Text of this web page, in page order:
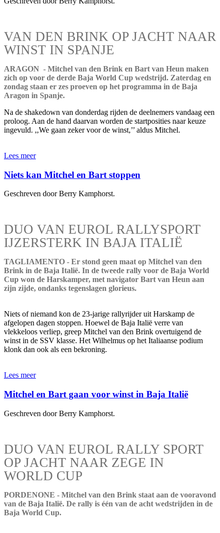
VAN DEN BRINK OP JACHT NAAR
WINST IN SPANJE
ARAGON - Mitchel van den Brink en Bart van Heun maken
zich op voor de derde Baja World Cup wedstrijd. Zaterdag en
zondag staan er zes proeven op het programma in de Baja
Aragon in Spanje.
Na de shakedown van donderdag rijden de deelnemers vandaag een
proloog. Aan de hand daarvan worden de startposities naar keuze
ingevuld. ,,We gaan zeker voor de winst,’’ aldus Mitchel.
Lees meer
Niets kan Mitchel en Bart stoppen
Geschreven door Berry Kamphorst.
DUO VAN EUROL RALLYSPORT
IJZERSTERK IN BAJA ITALIË
TAGLIAMENTO - Er stond geen maat op Mitchel van den
Brink in de Baja Italië. In de tweede rally voor de Baja World
Cup won de Harskamper, met navigator Bart van Heun aan
zijn zijde, ondanks tegenslagen glorieus.
Niets of niemand kon de 23-jarige rallyrijder uit Harskamp de
afgelopen dagen stoppen. Hoewel de Baja Italië verre van
vlekkeloos verliep, greep Mitchel van den Brink overtuigend de
winst in de SSV klasse. Het Wilhelmus op het Italiaanse podium
klonk dan ook als een bekroning.
Lees meer
Mitchel en Bart gaan voor winst in Baja Italië
Geschreven door Berry Kamphorst.
DUO VAN EUROL RALLY SPORT
OP JACHT NAAR ZEGE IN
WORLD CUP
PORDENONE - Mitchel van den Brink staat aan de vooravond
van de Baja Italië. De rally is één van de acht wedstrijden in de
Baja World Cup.